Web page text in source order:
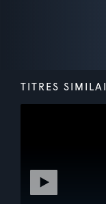
TITRES